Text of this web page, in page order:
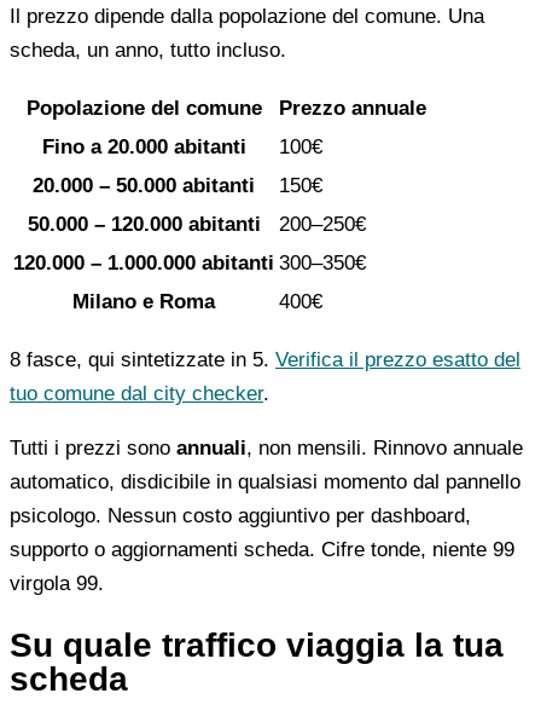
Il prezzo dipende dalla popolazione del comune. Una
scheda, un anno, tutto incluso.
Popolazione del comune
Prezzo annuale
Fino a 20.000 abitanti
100€
20.000 – 50.000 abitanti
150€
50.000 – 120.000 abitanti
200–250€
120.000 – 1.000.000 abitanti 300–350€
Milano e Roma
400€
8 fasce, qui sintetizzate in 5. Verifica il prezzo esatto del
tuo comune dal city checker.
Tutti i prezzi sono annuali, non mensili. Rinnovo annuale
automatico, disdicibile in qualsiasi momento dal pannello
psicologo. Nessun costo aggiuntivo per dashboard,
supporto o aggiornamenti scheda. Cifre tonde, niente 99
virgola 99.
Su quale traffico viaggia la tua
scheda